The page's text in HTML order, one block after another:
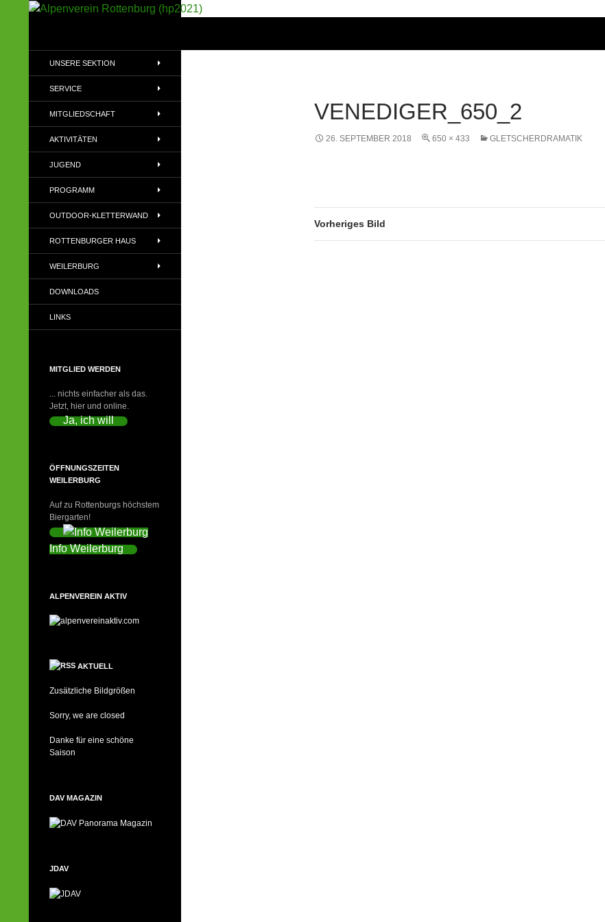
VENEDIGER_650_2
26. SEPTEMBER 2018 650 × 433 GLETSCHERDRAMATIK
Vorheriges Bild
(DAV)
UNSERE SEKTION
SERVICE
MITGLIEDSCHAFT
AKTIVITÄTEN
JUGEND
PROGRAMM
OUTDOOR-KLETTERWAND
ROTTENBURGER HAUS
WEILERBURG
DOWNLOADS
LINKS
MITGLIED WERDEN
... nichts einfacher als das.
Jetzt, hier und online.
Ja, ich will
ÖFFNUNGSZEITEN
WEILERBURG
Auf zu Rottenburgs höchstem
Biergarten!
Info Weilerburg
ALPENVEREIN AKTIV
AKTUELL
Zusätzliche Bildgrößen
Sorry, we are closed
Danke für eine schöne
Saison
DAV MAGAZIN
JDAV